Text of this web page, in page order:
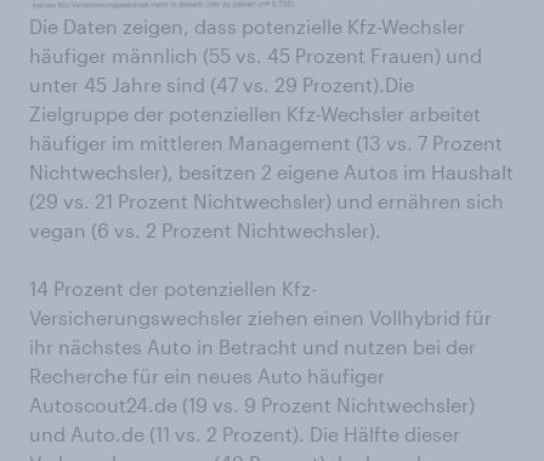
Die Daten zeigen, dass potenzielle Kfz-Wechsler
häufiger männlich (55 vs. 45 Prozent Frauen) und
unter 45 Jahre sind (47 vs. 29 Prozent).Die
Zielgruppe der potenziellen Kfz-Wechsler arbeitet
häufiger im mittleren Management (13 vs. 7 Prozent
Nichtwechsler), besitzen 2 eigene Autos im Haushalt
(29 vs. 21 Prozent Nichtwechsler) und ernähren sich
vegan (6 vs. 2 Prozent Nichtwechsler).
14 Prozent der potenziellen Kfz-
Versicherungswechsler ziehen einen Vollhybrid für
ihr nächstes Auto in Betracht und nutzen bei der
Recherche für ein neues Auto häufiger
Autoscout24.de (19 vs. 9 Prozent Nichtwechsler)
und Auto.de (11 vs. 2 Prozent). Die Hälfte dieser